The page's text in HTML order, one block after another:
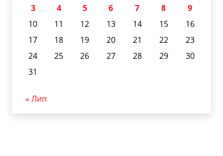
3
4 5 6 7 8
9
10
11 12 13 14 15
16
17
18 19 20 21 22
23
24
25 26 27 28 29
30
31
« Лип